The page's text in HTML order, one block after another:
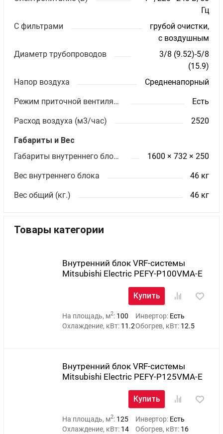
Гц
С фильтрами
грубой очистки,
с воздушным
Диаметр трубопроводов
3/8 (9.52)-5/8
(15.9)
Напор воздуха
Средненапорный
Режим приточной вентиляции Есть
Расход воздуха (м3/час) 2520
Габариты и Вес
Габариты внутреннего блока ШхВхГ (мм)
1600 × 732 × 250
Вес внутреннего блока 46 кг
Вес общий (кг.) 46 кг
Товары категории
Внутренний блок VRF-системы
Mitsubishi Electric PEFY-P100VMA-E
Купить
На площадь, м2: 100 Инвертор: Есть
Охлаждение, кВт: 11.2Обогрев, кВт: 12.5
Внутренний блок VRF-системы
Mitsubishi Electric PEFY-P125VMA-E
Купить
На площадь, м2: 125 Инвертор: Есть
Охлаждение, кВт: 14 Обогрев, кВт: 16